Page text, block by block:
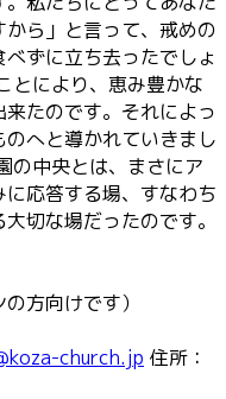
ら」と言って、戒めの
ずに立ち去ったでしょ
とにより、恵み豊かな
たのです。それによっ
へと導かれていきまし
の中央とは、まさにア
応答する場、すなわち
切な場だったのです。
方向けです）
church.jp 住所：